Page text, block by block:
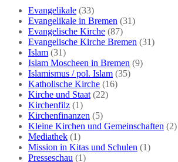
Katholiken
Evangelikale (33)
Evangelikale in Bremen (31)
Evangelische Kirche (87)
Evangelische Kirche Bremen (31)
Islam (31)
Islam Moscheen in Bremen (9)
Islamismus / pol. Islam (35)
Katholische Kirche (16)
Kirche und Staat (22)
Kirchenfilz (1)
Kirchenfinanzen (5)
Kleine Kirchen und Gemeinschaften (2)
Mediathek (1)
Mission in Kitas und Schulen (1)
Presseschau (1)